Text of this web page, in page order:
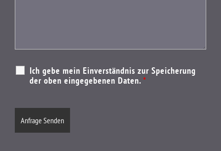
Ich gebe mein Einverständnis zur Speicherung
der oben eingegebenen Daten.*